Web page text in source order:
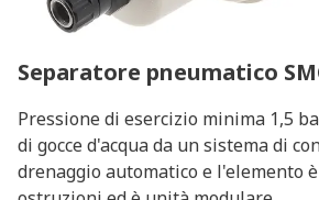
Separatore pneumatico
Pressione di esercizio minima 1,5
di gocce d'acqua da un sistema di
drenaggio automatico e l'elemento